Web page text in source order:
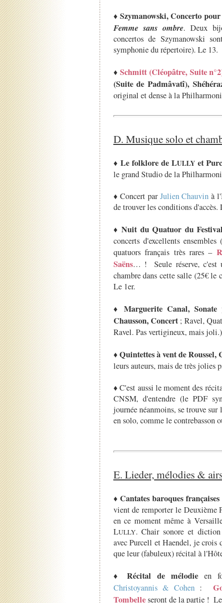
♦ Szymanowski, Concerto
Femme sans ombre. Deux
concertos de Szymanowski
symphonie du répertoire). Le 13.
♦ Schmitt (Cléopâtre, Suite
(Suite de Padmâvatî),
original et dense à la
D. Musique solo et
♦ Le folklore de LULLY et
le grand Studio de la
♦ Concert parJulien Chauvinà
de trouver les conditions d'accès.
♦Nuit du Quatuor du
concerts d'excellents ensembles
quatuors français très rares –
Saëns… ! Seule réserve, c'est
chambre dans cette salle (25€ le
Le 1er.
♦Marguerite Canal,
Chausson, Concert; Ravel,
Ravel. Pas vertigineux, mais
♦Quintettes à vent de
leurs auteurs, mais de très jolies
♦ C'est aussi le moment des
CNSM, d'entendre (le PDF
journée néanmoins, se trouve
en solo, comme le contrebasson
E. Lieder, mélodies &
♦Cantates baroques françaises
vient de remporter le Deuxième
en ce moment même à
LULLY. Chair sonore et
avec Purcell et Haendel, je crois
que leur (fabuleux) récital à
♦Récital de mélodieen
Christoyannis & Cohen :
Tombelleseront de la partie !